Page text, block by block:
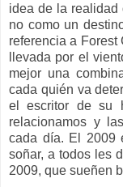
idea de la realidad
no como un
referencia a
llevada por el
mejor una
cada quién va
el escritor de su
relacionamos y
cada día. El 2009
soñar, a todos les
2009, que sueñen